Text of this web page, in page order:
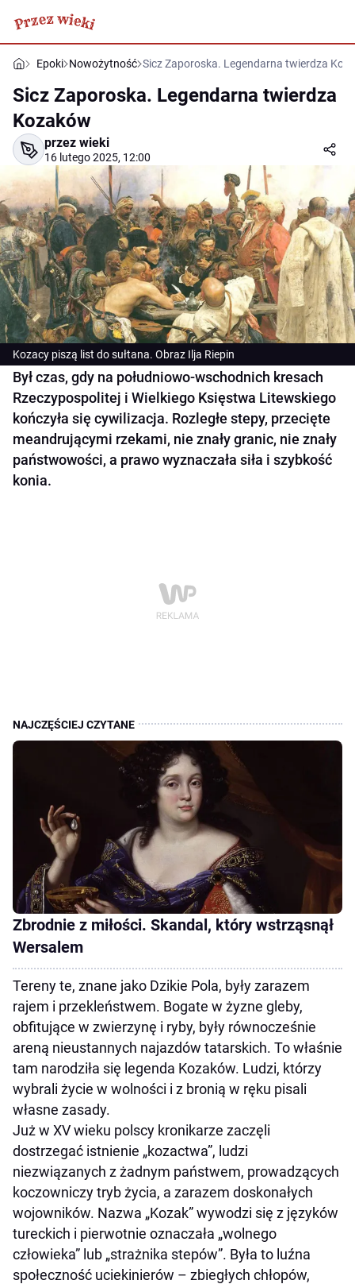
Epoki Nowożytność Sicz Zaporoska. Legendarna twierdza
Sicz Zaporoska. Legendarna twierdza
Kozaków
przez wieki
16 lutego 2025, 12:00
Kozacy piszą list do sułtana. Obraz Ilja Riepin
Był czas, gdy na południowo-wschodnich kresach
Rzeczypospolitej i Wielkiego Księstwa Litewskiego
kończyła się cywilizacja. Rozległe stepy, przecięte
meandrującymi rzekami, nie znały granic, nie znały
państwowości, a prawo wyznaczała siła i szybkość
konia.
Zbrodnie z miłości. Skandal, który wstrząsnął
Wersalem
Tereny te, znane jako Dzikie Pola, były zarazem
rajem i przekleństwem. Bogate w żyzne gleby,
obfitujące w zwierzynę i ryby, były równocześnie
areną nieustannych najazdów tatarskich. To właśnie
tam narodziła się legenda Kozaków. Ludzi, którzy
wybrali życie w wolności i z bronią w ręku pisali
własne zasady.
Już w XV wieku polscy kronikarze zaczęli
dostrzegać istnienie „kozactwa”, ludzi
niezwiązanych z żadnym państwem, prowadzących
koczowniczy tryb życia, a zarazem doskonałych
wojowników. Nazwa „Kozak” wywodzi się z języków
tureckich i pierwotnie oznaczała „wolnego
człowieka” lub „strażnika stepów”. Była to luźna
społeczność uciekinierów – zbiegłych chłopów,